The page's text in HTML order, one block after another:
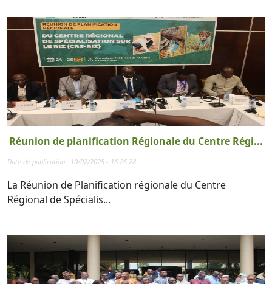
Réunion de planification Régionale du Centre Régi...
Date de publication : 10/02/2025 - 16:26:28
La Réunion de Planification régionale du Centre
Régional de Spécialis...